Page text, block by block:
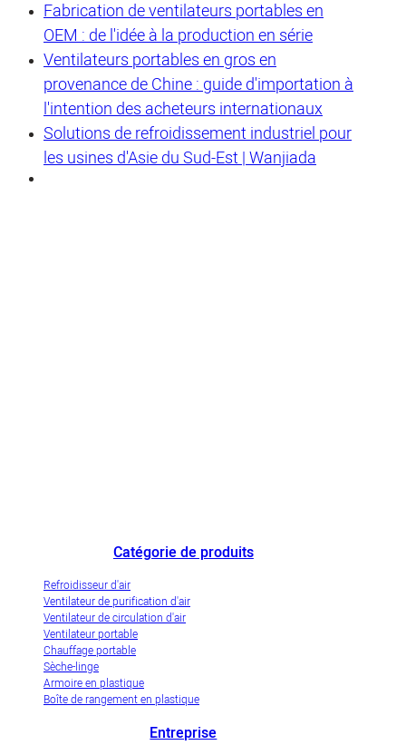
Fabrication de ventilateurs portables en
OEM : de l'idée à la production en série
Ventilateurs portables en gros en
provenance de Chine : guide d'importation à
l'intention des acheteurs internationaux
Solutions de refroidissement industriel pour
les usines d'Asie du Sud-Est | Wanjiada
Catégorie de produits
Refroidisseur d'air
Ventilateur de purification d'air
Ventilateur de circulation d'air
Ventilateur portable
Chauffage portable
Sèche-linge
Armoire en plastique
Boîte de rangement en plastique
Entreprise